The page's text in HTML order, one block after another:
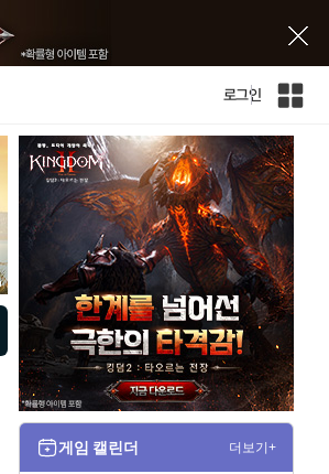
로그인
인
전
체
사
이
트
맵
게임 캘린더 더보기+